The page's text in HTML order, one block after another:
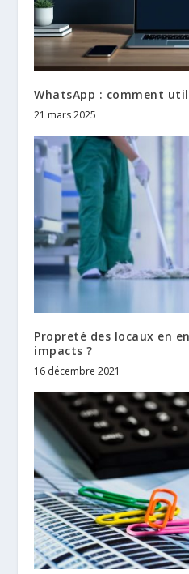
WhatsApp : comment
21 mars 2025
Propreté des locaux en
impacts ?
16 décembre 2021